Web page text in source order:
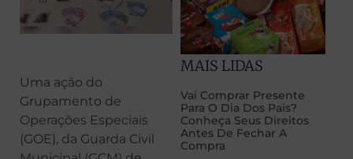
Uma ação do
Grupamento de
Operações Especiais
(GOE), da Guarda Civil
MAIS LIDAS
Vai Comprar Presente
Para O Dia Dos Pais?
Conheça Seus Direitos
Antes De Fechar A
Compra